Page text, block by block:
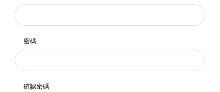
密碼
確認密碼